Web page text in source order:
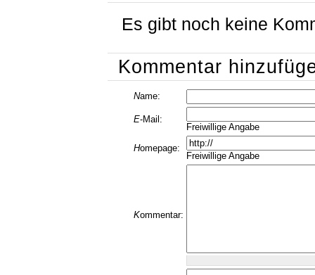
Es gibt noch keine
Kommentar
Name:
E-Mail:
Freiwillige Angabe
Homepage:
Freiwillige Angabe
Kommentar: